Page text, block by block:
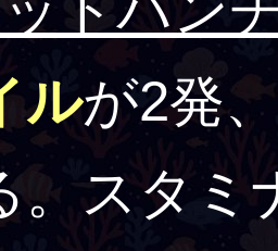
ルが2発
。スタミ